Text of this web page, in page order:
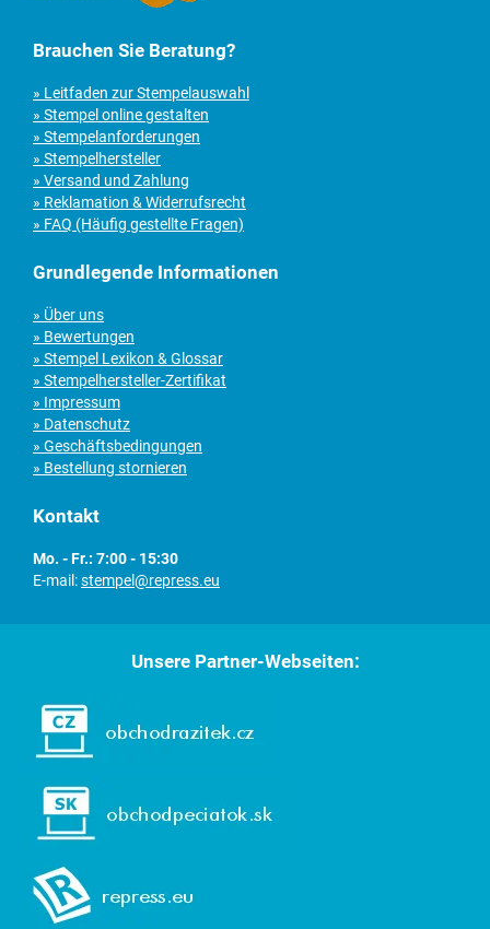
Brauchen Sie Beratung?
» Leitfaden zur Stempelauswahl
» Stempel online gestalten
» Stempelanforderungen
» Stempelhersteller
» Versand und Zahlung
» Reklamation & Widerrufsrecht
» FAQ (Häufig gestellte Fragen)
Grundlegende Informationen
» Über uns
» Bewertungen
» Stempel Lexikon & Glossar
» Stempelhersteller-Zertifikat
» Impressum
» Datenschutz
» Geschäftsbedingungen
» Bestellung stornieren
Kontakt
Mo. - Fr.: 7:00 - 15:30
E-mail:stempel@repress.eu
Unsere Partner-Webseiten: